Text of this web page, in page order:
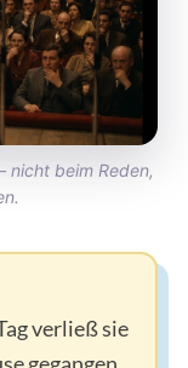
nicht beim Reden,
verließ sie